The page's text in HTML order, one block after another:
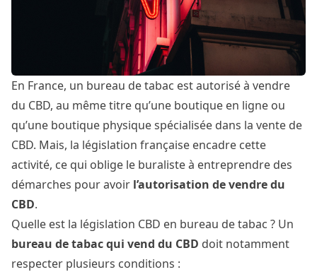
En France, un bureau de tabac est autorisé à vendre
du CBD, au même titre qu’une boutique en ligne ou
qu’une boutique physique spécialisée dans la vente de
CBD. Mais, la législation française encadre cette
activité, ce qui oblige le buraliste à entreprendre des
démarches pour avoir l’autorisation de vendre du
CBD.
Quelle est la législation CBD en bureau de tabac ? Un
bureau de tabac qui vend du CBD doit notamment
respecter plusieurs conditions :